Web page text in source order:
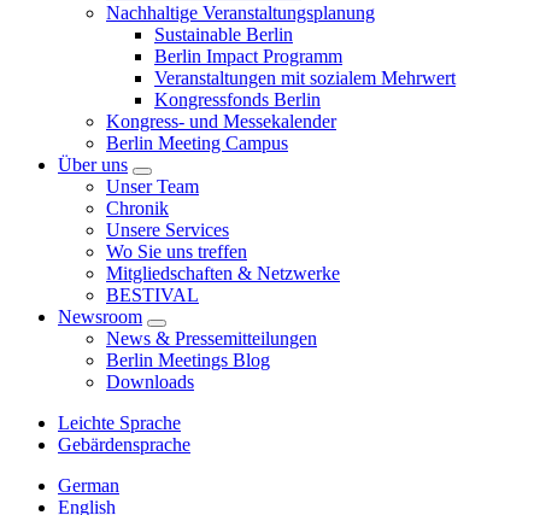
Nachhaltige Veranstaltungsplanung
Sustainable Berlin
Berlin Impact Programm
Veranstaltungen mit sozialem Mehrwert
Kongressfonds Berlin
Kongress- und Messekalender
Berlin Meeting Campus
Über uns
Unser Team
Chronik
Unsere Services
Wo Sie uns treffen
Mitgliedschaften & Netzwerke
BESTIVAL
Newsroom
News & Pressemitteilungen
Berlin Meetings Blog
Downloads
Leichte Sprache
Gebärdensprache
German
English